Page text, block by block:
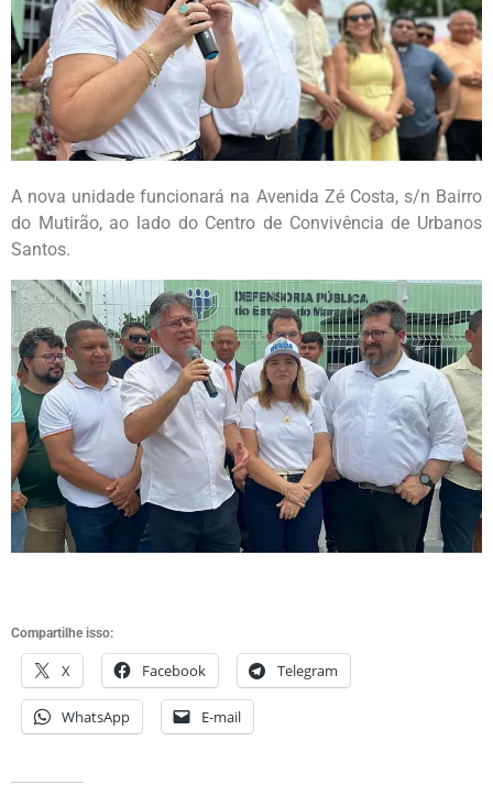
A nova unidade funcionará na Avenida Zé Costa, s/n Bairro
do Mutirão, ao lado do Centro de Convivência de Urbanos
Santos.
Compartilhe isso:
X Facebook Telegram
WhatsApp E-mail